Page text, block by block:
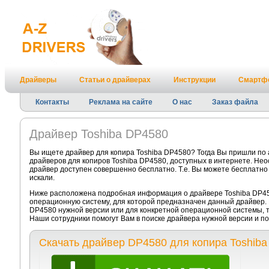
Драйверы Статьи о драйверах Инструкции
Контакты Реклама на сайте О нас Заказ файла
Драйвер Toshiba DP4580
Вы ищете драйвер для копира Toshiba DP4580? Тогда Вы пришли
драйверов для копиров Toshiba DP4580, доступных в интернете.
драйвер доступен совершенно бесплатно. Т.е. Вы можете
искали.
Ниже расположена подробная информация о драйвере Toshiba
операционную систему, для которой предназначен данный
DP4580 нужной версии или для конкретной операционной системы,
Наши сотрудники помогут Вам в поиске драйвера нужной версии и
Скачать драйвер DP4580 для копира Toshiba